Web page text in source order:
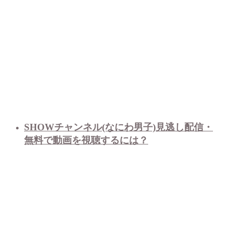
SHOWチャンネル(なにわ男子)見逃し配信・
無料で動画を視聴するには？